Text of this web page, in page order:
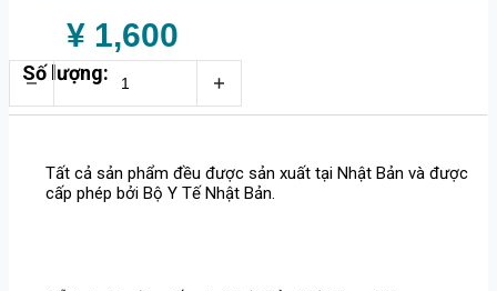
¥ 1,600
Tất cả sản phẩm đều được sản xuất tại Nhật Bản và được
cấp phép bởi Bộ Y Tế Nhật Bản.
Số lượng: